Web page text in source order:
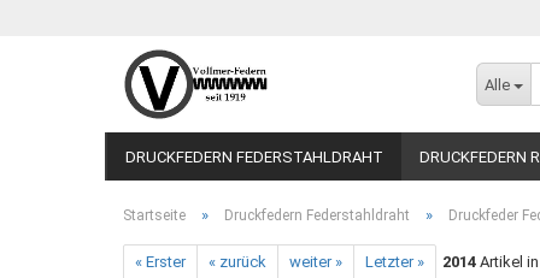
Alle
DRUCKFEDERN FEDERSTAHLDRAHT DRUCKFEDERN
Startseite » Druckfedern Federstahldraht » Druckfeder
« Erster « zurück weiter » Letzter » 2014 Artikel